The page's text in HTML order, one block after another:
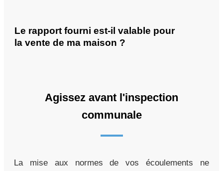
Le rapport fourni est-il valable pour
la vente de ma maison ?
Agissez avant l'inspection
communale
La mise aux normes de vos écoulements ne